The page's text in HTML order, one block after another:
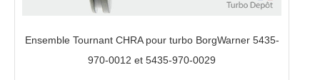
Ensemble Tournant CHRA pour turbo BorgWarner 5435-
970-0012 et 5435-970-0029